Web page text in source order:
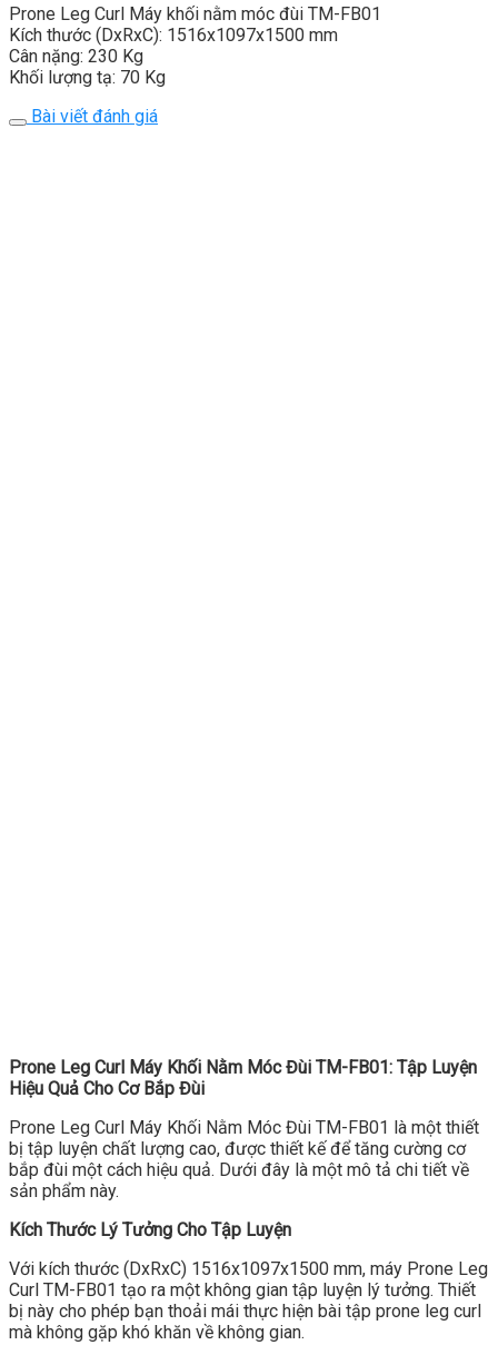
Prone Leg Curl Máy khối nằm móc đùi TM-FB01
Kích thước (DxRxC): 1516x1097x1500 mm
Cân nặng: 230 Kg
Khối lượng tạ: 70 Kg
Bài viết đánh giá
Prone Leg Curl Máy Khối Nằm Móc Đùi TM-FB01: Tập Luyện
Hiệu Quả Cho Cơ Bắp Đùi
Prone Leg Curl Máy Khối Nằm Móc Đùi TM-FB01 là một thiết
bị tập luyện chất lượng cao, được thiết kế để tăng cường cơ
bắp đùi một cách hiệu quả. Dưới đây là một mô tả chi tiết về
sản phẩm này.
Kích Thước Lý Tưởng Cho Tập Luyện
Với kích thước (DxRxC) 1516x1097x1500 mm, máy Prone Leg
Curl TM-FB01 tạo ra một không gian tập luyện lý tưởng. Thiết
bị này cho phép bạn thoải mái thực hiện bài tập prone leg curl
mà không gặp khó khăn về không gian.